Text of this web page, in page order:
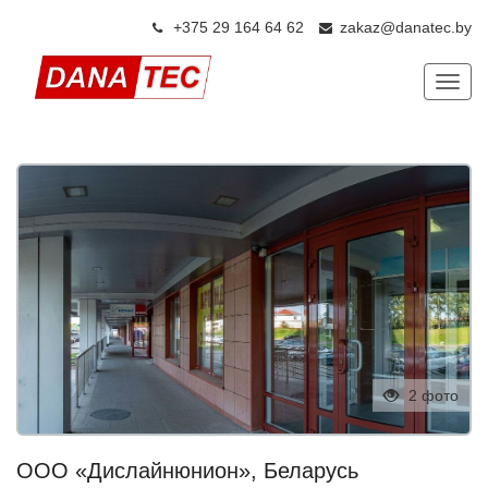
+375 29 164 64 62 zakaz@danatec.by
2 фото
ООО «Дислайнюнион», Беларусь